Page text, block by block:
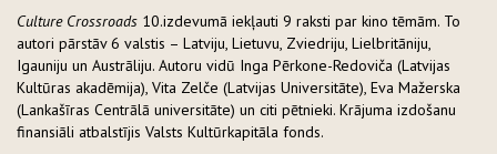
Culture Crossroads 10.izdevumā iekļauti 9 raksti par kino tēmām. To
autori pārstāv 6 valstis – Latviju, Lietuvu, Zviedriju, Lielbritāniju,
Igauniju un Austrāliju. Autoru vidū Inga Pērkone-Redoviča (Latvijas
Kultūras akadēmija), Vita Zelče (Latvijas Universitāte), Eva Mažerska
(Lankašīras Centrālā universitāte) un citi pētnieki. Krājuma izdošanu
finansiāli atbalstījis Valsts Kultūrkapitāla fonds.